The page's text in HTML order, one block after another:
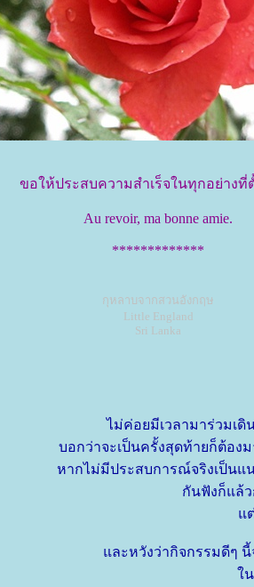
ขอให้ประสบความสำเร็จในทุกอย่างที่
Au revoir, ma bonne amie.
*************
กุหลาบจากสวนอังกฤษ
Little England
Sri Lanka
ไม่ค่อยมีเวลามาร่วมเ
บอกว่าจะเป็นครั้งสุดท้ายก็ต้อง
หากไม่มีประสบการณ์จริงเป็นแน
กันฟังก็แล้ว
ต่
ละหวังว่ากิจกรรมดีๆ
น